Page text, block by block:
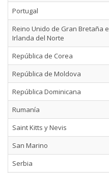
Portugal
Reino Unido de Gran Bretaña e
Irlanda del Norte
República de Corea
República de Moldova
República Dominicana
Rumanía
Saint Kitts y Nevis
San Marino
Serbia